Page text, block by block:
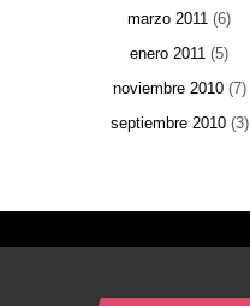
marzo 2011 (6)
enero 2011 (5)
noviembre 2010(7)
septiembre 2010(3)